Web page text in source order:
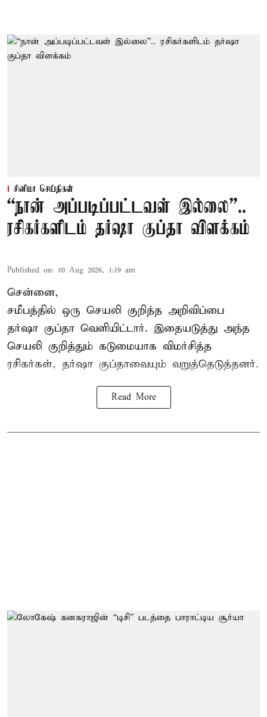
சினிமா செய்திகள்
“நான் அப்படிப்பட்டவள் இல்லை”..
ரசிகர்களிடம் தர்ஷா குப்தா விளக்கம்
Published on: 10 Aug 2026, 1:19 am
சென்னை,
சமீபத்தில் ஒரு செயலி குறித்த அறிவிப்பை
தர்ஷா குப்தா வெளியிட்டார். இதையடுத்து அந்த
செயலி குறித்தும் கடுமையாக விமர்சித்த
ரசிகர்கள், தர்ஷா குப்தாவையும் வறுத்தெடுத்தனர்.
Read More